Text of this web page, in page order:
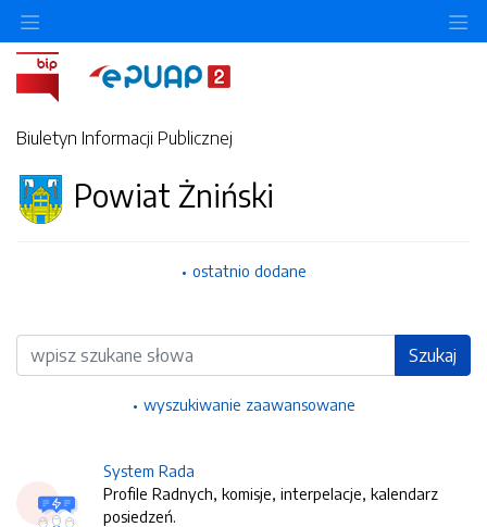
Biuletyn Informacji Publicznej
Powiat Żniński
ostatnio dodane
Wyszukiwarka Szukaj
wyszukiwanie zaawansowane
System Rada
Profile Radnych, komisje, interpelacje, kalendarz
posiedzeń.